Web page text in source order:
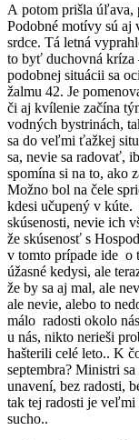
A potom prišla úľava,
Podobné motívy sú aj
srdce. Tá letná
to byť duchovná
podobnej situácii sa
žalmu 42. Je
či aj kvílenie začína
vodných bystrinách,
sa do veľmi ťažkej
sa, nevie sa radovať,
spomína si na to, ako
Možno bol na čele
kdesi učupený v
skúsenosti, nevie ich
že skúsenosť s
v tomto prípade ide o
úžasné kedysi, ale
že by sa aj mal, ale
ale nevie, alebo to
málo radosti okolo
u nás, nikto nerieši
hašterili celé leto.. K
septembra? Ministri
unavení, bez radosti,
tak tej radosti je veľmi
sucho..